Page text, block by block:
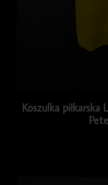
Koszulka